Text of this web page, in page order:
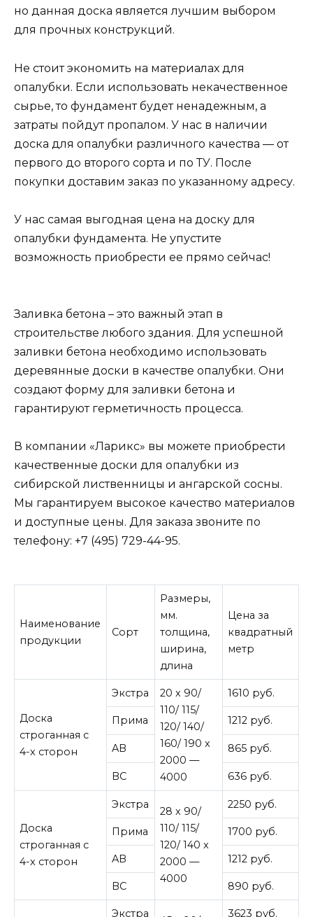
но данная доска является лучшим выбором
для прочных конструкций.
Не стоит экономить на материалах для
опалубки. Если использовать некачественное
сырье, то фундамент будет ненадежным, а
затраты пойдут пропалом. У нас в наличии
доска для опалубки различного качества — от
первого до второго сорта и по ТУ. После
покупки доставим заказ по указанному адресу.
У нас самая выгодная цена на доску для
опалубки фундамента. Не упустите
возможность приобрести ее прямо сейчас!
Заливка бетона – это важный этап в
строительстве любого здания. Для успешной
заливки бетона необходимо использовать
деревянные доски в качестве опалубки. Они
создают форму для заливки бетона и
гарантируют герметичность процесса.
В компании «Ларикс» вы можете приобрести
качественные доски для опалубки из
сибирской лиственницы и ангарской сосны.
Мы гарантируем высокое качество материалов
и доступные цены. Для заказа звоните по
телефону: +7 (495) 729-44-95.
Наименование
продукции
Сорт
Размеры,
мм.
толщина,
ширина,
длина
Цена за
квадратный
метр
Доска
строганная с
4-х сторон
Экстра
20 x 90/
110/ 115/
120/ 140/
160/ 190 x
2000 —
4000
1610 руб.
Прима 1212 руб.
AB 865 руб.
BC 636 руб.
Доска
строганная с
4-х сторон
Экстра
28 x 90/
110/ 115/
120/ 140 x
2000 —
4000
2250 руб.
Прима 1700 руб.
AB 1212 руб.
BC 890 руб.
Экстра 3623 руб.